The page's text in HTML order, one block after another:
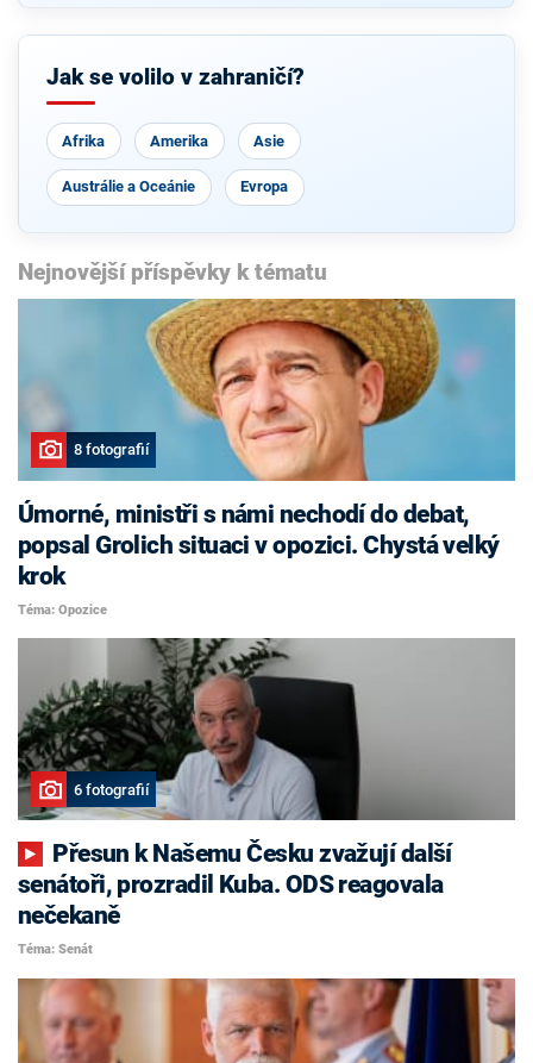
Jak se volilo v zahraničí?
Afrika Amerika Asie
Austrálie a Oceánie Evropa
Nejnovější příspěvky k tématu
8 fotografií
Úmorné, ministři s námi nechodí do debat,
popsal Grolich situaci v opozici. Chystá velký
krok
Téma: Opozice
6 fotografií
senátoři, prozradil Kuba. ODS reagovala
nečekaně
Téma: Senát